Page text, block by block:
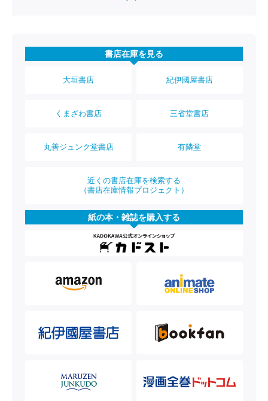
書店在庫を見る
大垣書店 紀伊國屋書店
くまざわ書店 三省堂書店
丸善ジュンク堂書店 有隣堂
近くの書店在庫を検索する
（書店在庫情報プロジェクト）
紙の本・雑誌を購入する